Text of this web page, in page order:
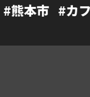
フェ #温泉